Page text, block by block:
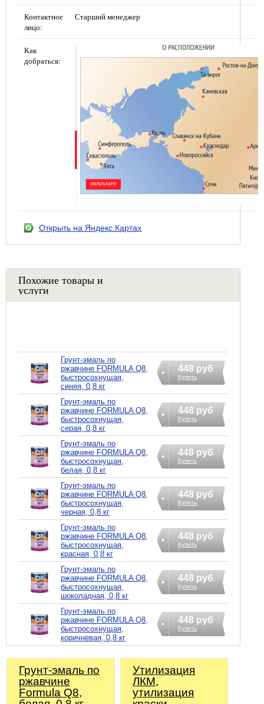
Контактное
лицо:
Старший менеджер
Как
добраться:
Открыть на Яндекс.Картах
Похожие товары и
услуги
Грунт-эмаль по
ржавчине FORMULA Q8,
быстросохнущая,
синяя, 0,8 кг
448 руб
Купить
Грунт-эмаль по
ржавчине FORMULA Q8,
быстросохнущая,
серая, 0,8 кг
448 руб
Купить
Грунт-эмаль по
ржавчине FORMULA Q8,
быстросохнущая,
белая, 0,8 кг
448 руб
Купить
Грунт-эмаль по
ржавчине FORMULA Q8,
быстросохнущая,
черная, 0,8 кг
448 руб
Купить
Грунт-эмаль по
ржавчине FORMULA Q8,
быстросохнущая,
красная, 0,8 кг
448 руб
Купить
Грунт-эмаль по
ржавчине FORMULA Q8,
быстросохнущая,
шоколадная, 0,8 кг
448 руб
Купить
Грунт-эмаль по
ржавчине FORMULA Q8,
быстросохнущая,
коричневая, 0,8 кг
448 руб
Купить
Грунт-эмаль по
ржавчине
Formula Q8,
Утилизация
ЛКМ,
утилизация